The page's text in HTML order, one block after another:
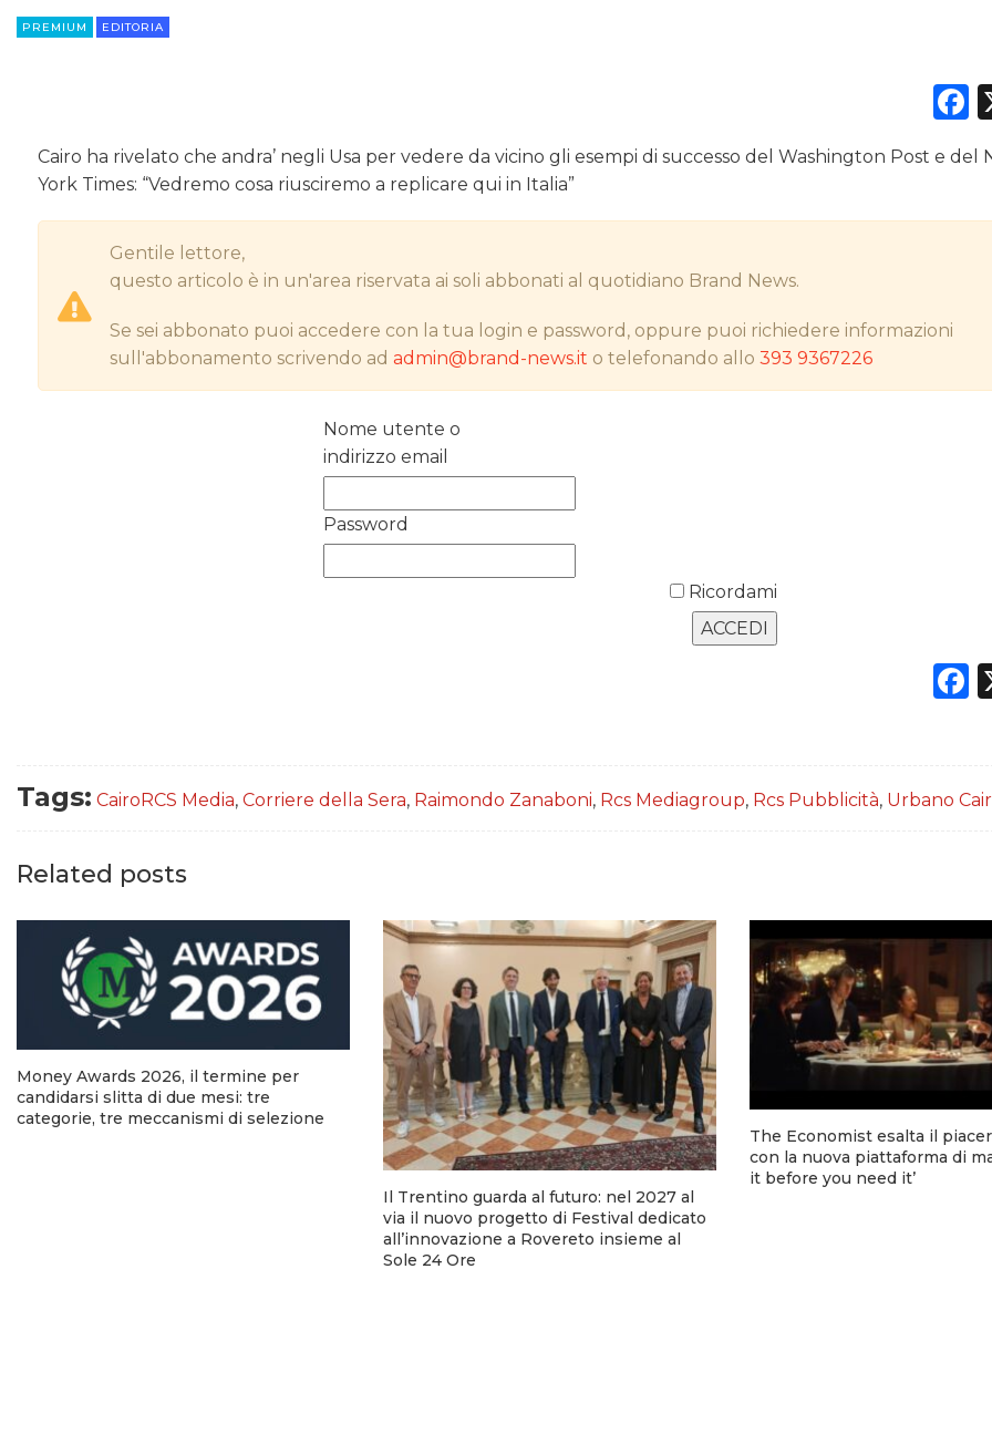
PREVISIONI/SCENARI
NORMATIVE
TREND
CASE HISTORY
PREMIUM EDITORIA
Cairo ha rivelato che andra’ negli Usa per vedere da vicino gli esempi di successo del Washington Post e del
York Times: “Vedremo cosa riusciremo a replicare qui in Italia”
Gentile lettore,
questo articolo è in un'area riservata ai soli abbonati al quotidiano Brand News.
Se sei abbonato puoi accedere con la tua login e password, oppure puoi richiedere informazioni
sull'abbonamento scrivendo adadmin@brand-news.it o telefonando allo393 9367226
Nome utente o
indirizzo email
Password
Ricordami
Tags: CairoRCS Media, Corriere della Sera, Raimondo Zanaboni, Rcs Mediagroup, Rcs Pubblicità, Urbano
Related posts
Money Awards 2026, il termine per
candidarsi slitta di due mesi: tre
categorie, tre meccanismi di selezione
Il Trentino guarda al futuro: nel 2027 al
via il nuovo progetto di Festival dedicato
all’innovazione a Rovereto insieme al
Sole 24 Ore
The Economist esalta il
con la nuova piattaforma di
it before you need it’